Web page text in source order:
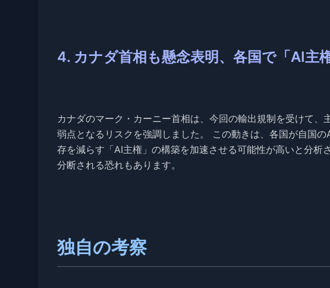
4. カナダ首相も懸念表明、各国で「AI主
カナダのマーク・カーニー首相は、今回の輸出規制を受けて
弱点となるリスクを強調しました。 この動きは、各国が自国
存を減らす「AI主権」の構築を加速させる可能性が高いと分
分断される恐れもあります。
独自の考察